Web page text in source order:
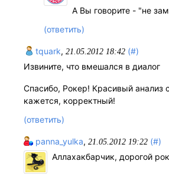
А Вы говорите - "не
(ответить)
tquark, 21.05.2012 18:42 (#)
Извините, что вмешался в диалог
Спасибо, Рокер! Красивый анализ
кажется, корректный!
(ответить)
panna_yulka, 21.05.2012 19:22 (#)
Аллахакбарчик, дорогой